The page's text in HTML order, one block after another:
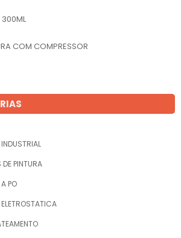
300ML
COM COMPRESSOR
PINTURA
PO